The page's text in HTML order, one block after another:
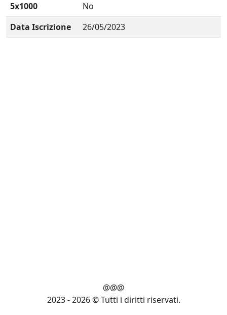
5x1000
No
Data Iscrizione
26/05/2023
@@@
2023 - 2026 © Tutti i diritti riservati.